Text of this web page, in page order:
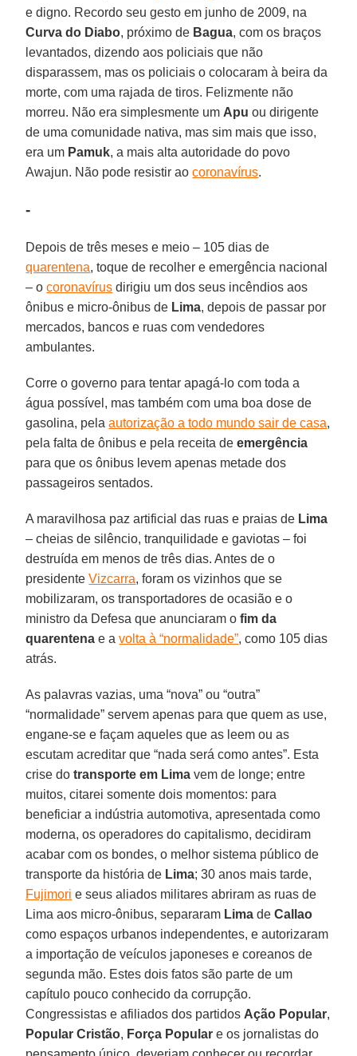
e digno. Recordo seu gesto em junho de 2009, na
Curva do Diabo, próximo de Bagua, com os braços
levantados, dizendo aos policiais que não
disparassem, mas os policiais o colocaram à beira da
morte, com uma rajada de tiros. Felizmente não
morreu. Não era simplesmente um Apu ou dirigente
de uma comunidade nativa, mas sim mais que isso,
era um Pamuk, a mais alta autoridade do povo
Awajun. Não pode resistir aocoronavírus.
-
Depois de três meses e meio – 105 dias de
quarentena, toque de recolher e emergência nacional
– ocoronavírus dirigiu um dos seus incêndios aos
ônibus e micro-ônibus de Lima, depois de passar por
mercados, bancos e ruas com vendedores
ambulantes.
Corre o governo para tentar apagá-lo com toda a
água possível, mas também com uma boa dose de
gasolina, pelaautorização a todo mundo sair de casa,
pela falta de ônibus e pela receita deemergência
para que os ônibus levem apenas metade dos
passageiros sentados.
A maravilhosa paz artificial das ruas e praias de Lima
– cheias de silêncio, tranquilidade e gaviotas – foi
destruída em menos de três dias. Antes de o
presidenteVizcarra, foram os vizinhos que se
mobilizaram, os transportadores de ocasião e o
ministro da Defesa que anunciaram o fim da
quarentena e avolta à “normalidade”, como 105 dias
atrás.
As palavras vazias, uma “nova” ou “outra”
“normalidade” servem apenas para que quem as use,
engane-se e façam aqueles que as leem ou as
escutam acreditar que “nada será como antes”. Esta
crise dotransporte em Lima vem de longe; entre
muitos, citarei somente dois momentos: para
beneficiar a indústria automotiva, apresentada como
moderna, os operadores do capitalismo, decidiram
acabar com os bondes, o melhor sistema público de
transporte da história de Lima; 30 anos mais tarde,
Fujimori e seus aliados militares abriram as ruas de
Lima aos micro-ônibus, separaram Lima deCallao
como espaços urbanos independentes, e autorizaram
a importação de veículos japoneses e coreanos de
segunda mão. Estes dois fatos são parte de um
capítulo pouco conhecido da corrupção.
Congressistas e afiliados dos partidos Ação Popular,
Popular Cristão, Força Popular e os jornalistas do